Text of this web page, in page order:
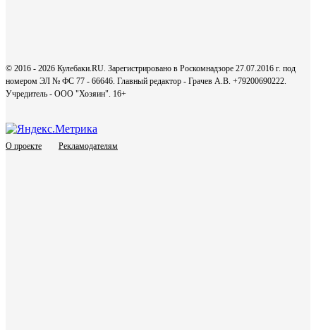
© 2016 - 2026 Кулебаки.RU. Зарегистрировано в Роскомнадзоре 27.07.2016 г. под
номером ЭЛ № ФС 77 - 66646. Главный редактор - Грачев А.В. +79200690222.
Учредитель - ООО "Хозяин". 16+
О проекте Рекламодателям